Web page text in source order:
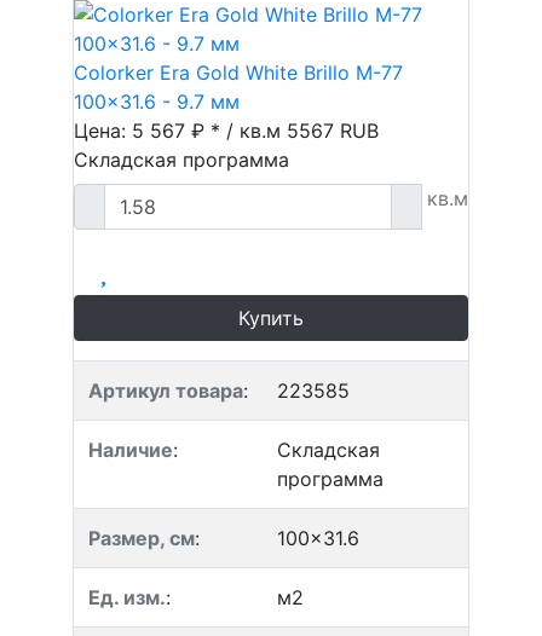
Colorker Era Gold White Brillo M-77
100x31.6 - 9.7 мм
Цена: 5 567 ₽ * / кв.м 5567 RUB
Складская программа
кв.м
Купить
Артикул товара: 223585
Наличие:
Складская
программа
Размер, см: 100x31.6
Ед. изм.: м2